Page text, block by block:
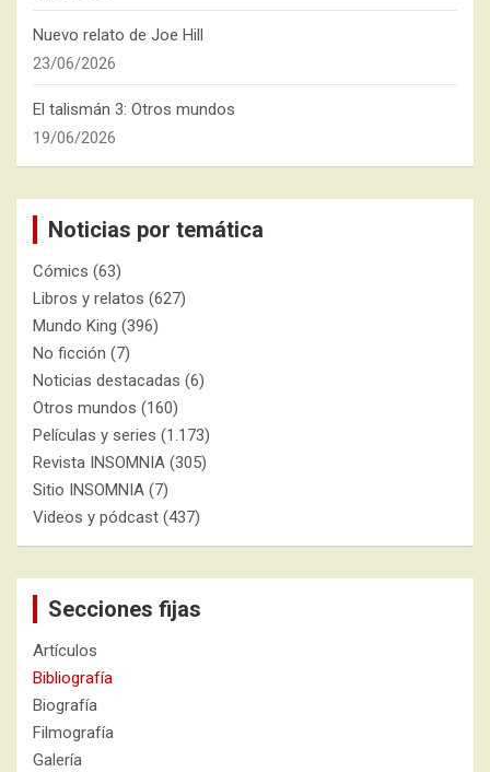
Nuevo relato de Joe Hill
23/06/2026
El talismán 3: Otros mundos
19/06/2026
Noticias por temática
Cómics (63)
Libros y relatos (627)
Mundo King (396)
No ficción (7)
Noticias destacadas (6)
Otros mundos (160)
Películas y series (1.173)
Revista INSOMNIA (305)
Sitio INSOMNIA (7)
Videos y pódcast (437)
Secciones fijas
Artículos
Bibliografía
Biografía
Filmografía
Galería